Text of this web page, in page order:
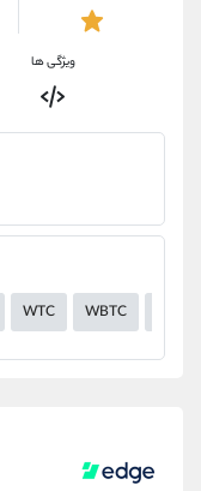
ویژگی ها
WTC WBTC